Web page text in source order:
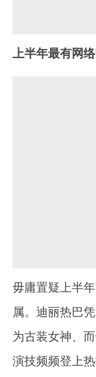
上半年最有网
毋庸置疑上半
属。迪丽热巴
为古装女神、
演技频频登上